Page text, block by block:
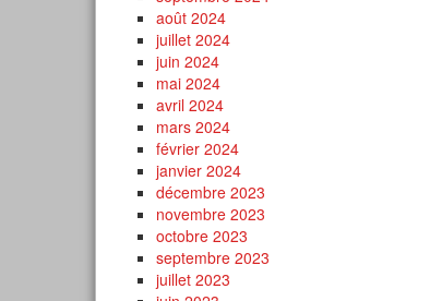
août 2024
juillet 2024
juin 2024
mai 2024
avril 2024
mars 2024
février 2024
janvier 2024
décembre 2023
novembre 2023
octobre 2023
septembre 2023
juillet 2023